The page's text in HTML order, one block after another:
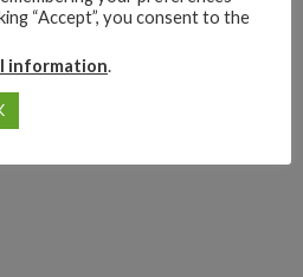
“Accept”, you consent to the
information.